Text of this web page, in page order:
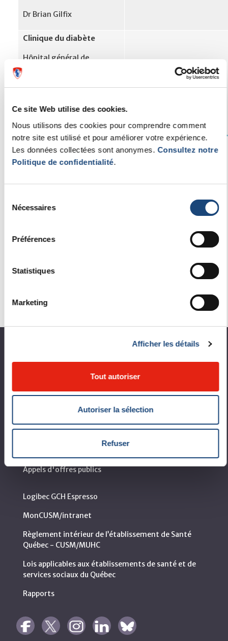
Ce site Web utilise des cookies.
Nous utilisons des cookies pour comprendre comment
notre site est utilisé et pour améliorer votre expérience.
Les données collectées sont anonymes. Consultez notre
Politique de confidentialité.
Nécessaires
Préférences
Statistiques
Marketing
Afficher les détails
Tout autoriser
Autoriser la sélection
Refuser
Dr Brian Gilfix
Clinique du diabète
Hôpital général de
514-934-1934, poste
MEDICAL BIOCHEMISTRY
Biochimie médicale
Notre équipe
Coup d'œil sur le CUSM
Leaders organisationnels
Vision, mission et valeurs
Départements et services cliniques
Appels d'offres publics
Logibec GCH Espresso
MonCUSM/intranet
Règlement intérieur de l’établissement de Santé
Québec - CUSM/MUHC
Lois applicables aux établissements de santé et de
services sociaux du Québec
Rapports